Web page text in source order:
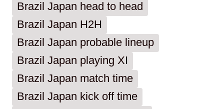
Brazil Japan head to head
Brazil Japan H2H
Brazil Japan probable lineup
Brazil Japan playing XI
Brazil Japan match time
Brazil Japan kick off time